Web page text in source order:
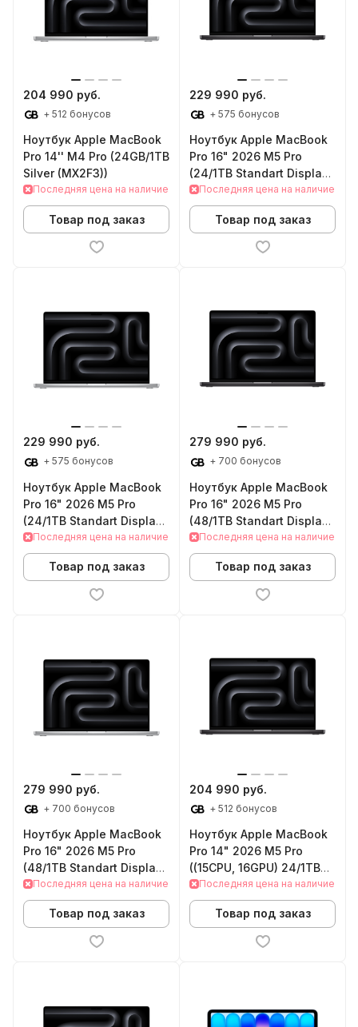
204 990 руб.
+ 512 бонусов
Ноутбук Apple MacBook
Pro 14'' M4 Pro (24GB/1TB
Silver (MX2F3))
Последняя цена на наличие
Товар под заказ
229 990 руб.
+ 575 бонусов
Ноутбук Apple MacBook
Pro 16" 2026 M5 Pro
(24/1TB Standart Display
Space Black)
Последняя цена на наличие
Товар под заказ
229 990 руб.
+ 575 бонусов
Ноутбук Apple MacBook
Pro 16" 2026 M5 Pro
(24/1TB Standart Display
Silver)
Последняя цена на наличие
Товар под заказ
279 990 руб.
+ 700 бонусов
Ноутбук Apple MacBook
Pro 16" 2026 M5 Pro
(48/1TB Standart Display
Space Black)
Последняя цена на наличие
Товар под заказ
279 990 руб.
+ 700 бонусов
Ноутбук Apple MacBook
Pro 16" 2026 M5 Pro
(48/1TB Standart Display
Silver)
Последняя цена на наличие
Товар под заказ
204 990 руб.
+ 512 бонусов
Ноутбук Apple MacBook
Pro 14" 2026 M5 Pro
((15CPU, 16GPU) 24/1TB
Standart Display Space
Black)
Последняя цена на наличие
Товар под заказ